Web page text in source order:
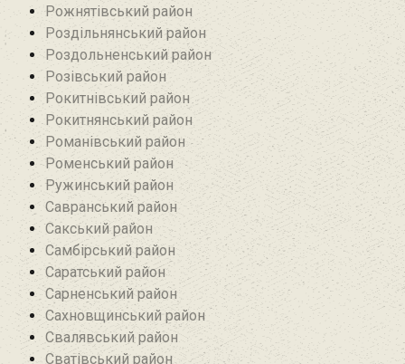
Рожнятівський район
Роздільнянський район
Роздольненський район
Розівський район‎
Рокитнівський район
Рокитнянський район
Романівський район‎
Роменський район
Ружинський район
Савранський район‎
Сакський район
Самбірський район
Саратський район‎
Сарненський район
Сахновщинський район
Свалявський район
Сватівський район